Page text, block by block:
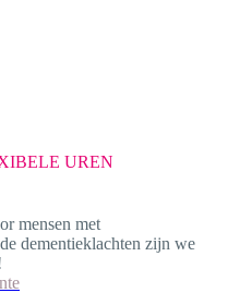
UREN
mensen met
dementieklachten zijn we